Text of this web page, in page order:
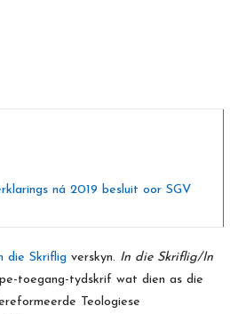
ná 2019 besluit oor SGV
die Skriflig verskyn. In die Skriflig/In
toegang-tydskrif wat dien as die
Teologiese